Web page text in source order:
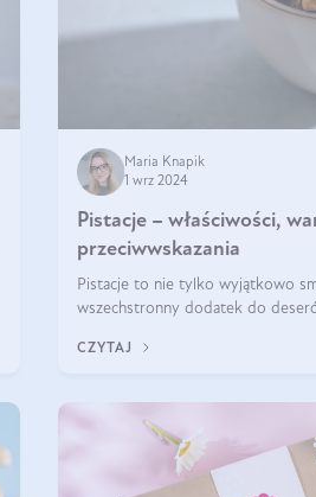
Maria Knapik
1 wrz 2024
Pistacje – właściwości,
przeciwwskazania
Pistacje to nie tylko wyjątkowo
wszechstronny dodatek do
każdy może się ni
CZYTAJ